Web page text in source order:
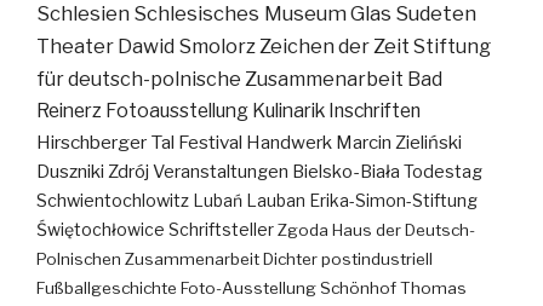
Schlesien Schlesisches MuseumGlas Sudeten
Theater Dawid SmolorzZeichen der Zeit Stiftung
für deutsch-polnische Zusammenarbeit Bad
Reinerz Fotoausstellung Kulinarik Inschriften
Hirschberger Tal Festival Handwerk Marcin Zieliński
Duszniki Zdrój Veranstaltungen Bielsko-Biała Todestag
Schwientochlowitz Lubań Lauban Erika-Simon-Stiftung
Świętochłowice SchriftstellerZgoda Haus der Deutsch-
Polnischen ZusammenarbeitDichterpostindustriell
Fußballgeschichte Foto-AusstellungSchönhofThomas